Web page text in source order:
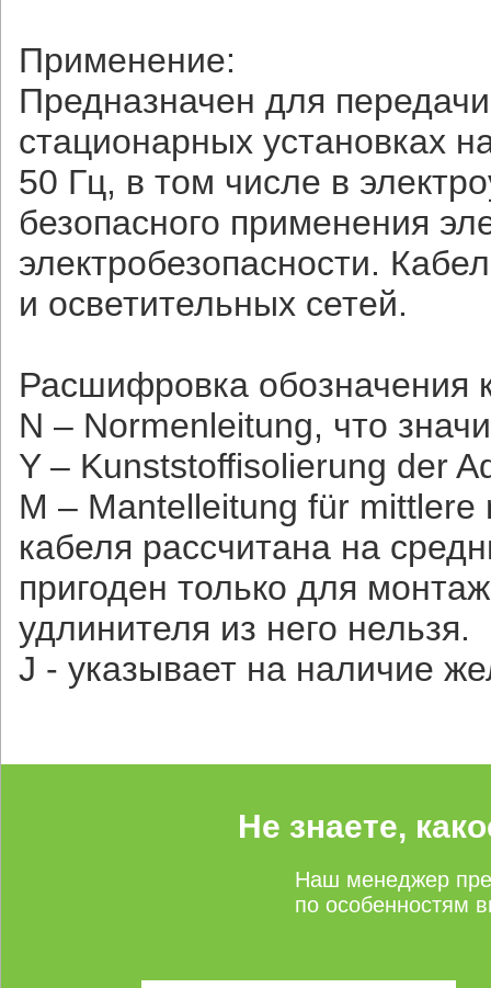
Применение:
Предназначен для
стационарных установках
50 Гц, в том числе в
безопасного применения
электробезопасности.
и осветительных сетей.
Расшифровка обозначения
N – Normenleitung, что
Y – Kunststoffisolierung der
M – Mantelleitung für
кабеля рассчитана на
пригоден только для
удлинителя из него нельзя.
J - указывает на наличие
Не знаете,
Наш менеджер
по особенностям